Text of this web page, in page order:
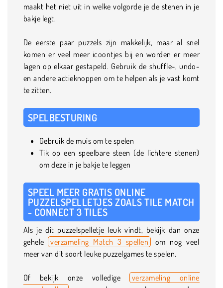
maakt het niet uit in welke volgorde je de stenen in je
bakje legt.
De eerste paar puzzels zijn makkelijk, maar al snel
komen er veel meer icoontjes bij en worden er meer
lagen op elkaar gestapeld. Gebruik de shuffle-, undo-
en andere actieknoppen om te helpen als je vast komt
te zitten.
SPELBESTURING
Gebruik de muis om te spelen
Tik op een speelbare steen (de lichtere stenen)
om deze in je bakje te leggen
SPEEL MEER GRATIS ONLINE
PUZZELSPELLETJES ZOALS TILE MATCH
- CONNECT 3 TILES
Als je dit puzzelspelletje leuk vindt, bekijk dan onze
gehele verzameling Match 3 spellen
om nog veel
meer van dit soort leuke puzzelgames te spelen.
Of bekijk onze volledige
verzameling online